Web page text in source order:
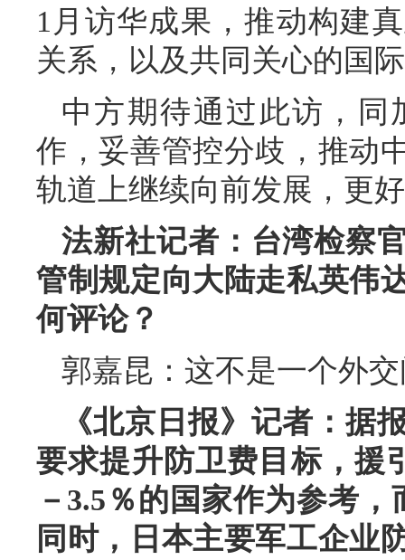
1月访华成果，推动构建
关系，以及共同关心的国
中方期待通过此访，同
作，妥善管控分歧，推动
轨道上继续向前发展，更
法新社记者：台湾检察
管制规定向大陆走私英伟
何评论？
郭嘉昆：这不是一个外
《北京日报》记者：据
要求提升防卫费目标，援
－3.5％的国家作为参考
同时，日本主要军工企业